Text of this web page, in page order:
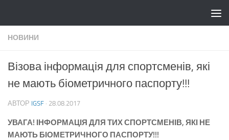
НОВИНИ
Візова інформація для спортсменів, які
не мають біометричного паспорту!!!
АВТОР IGSF · 28.08.2017
УВАГА! ІНФОРМАЦІЯ ДЛЯ ТИХ СПОРТСМЕНІВ, ЯКІ НЕ
МАЮТЬ БІОМЕТРИЧНОГО ПАСПОРТУ!!!